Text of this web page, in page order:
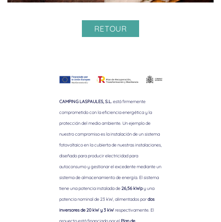
RETOUR
CAMPING LASPAULES, S.L.está firmemente
comprometido con la eficiencia energética y la
protección del medio ambiente. Un ejemplo de
nuestro compromiso es la instalación de un sistema
fotovoltaico en la cubierta de nuestras instalaciones,
diseñado para producir electricidad para
autoconsumo y gestionar el excedente mediante un
sistema de almacenamiento de energía. El sistema
tiene una potencia instalada de26,56 kWpy una
potencia nominal de 23 kW, alimentados pordos
inversores de 20 kW y 3 kWrespectivamente. El